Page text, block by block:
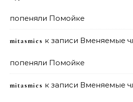
попеняли Помойке
mitasmies к записи Вменяемые
попеняли Помойке
mitasmies к записи Вменяемые